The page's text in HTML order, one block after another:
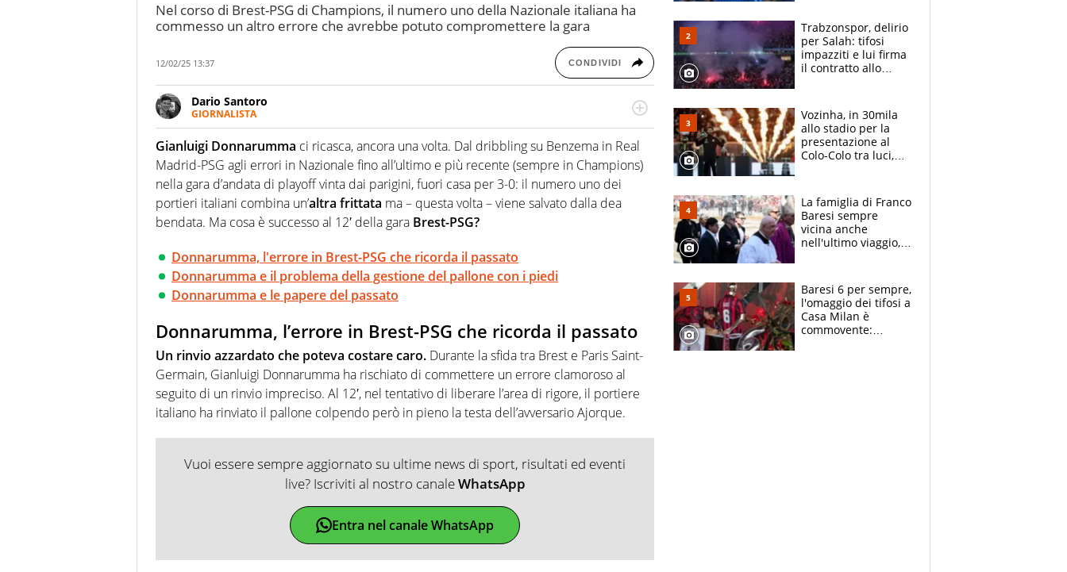
Nel corso di Brest-PSG di Champions, il numero uno della Nazionale italiana ha
commesso un altro errore che avrebbe potuto compromettere la gara
12/02/25 13:37 CONDIVIDI
Dario Santoro
GIORNALISTA
Scrive, commenta, racconta lo sport in tutte le sfaccettature. Tocca l'apice quando ha
modo di concentrarsi sulle interviste ai grandi protagonisti
Gianluigi Donnarumma ci ricasca, ancora una volta. Dal dribbling su Benzema in Real
Madrid-PSG agli errori in Nazionale fino all’ultimo e più recente (sempre in Champions)
nella gara d’andata di playoff vinta dai parigini, fuori casa per 3-0: il numero uno dei
portieri italiani combina un’altra frittata ma – questa volta – viene salvato dalla dea
bendata. Ma cosa è successo al 12′ della gara Brest-PSG?
Donnarumma, l'errore in Brest-PSG che ricorda il passato
Donnarumma e il problema della gestione del pallone con i piedi
Donnarumma e le papere del passato
Donnarumma, l’errore in Brest-PSG che ricorda il passato
Un rinvio azzardato che poteva costare caro. Durante la sfida tra Brest e Paris Saint-
Germain, Gianluigi Donnarumma ha rischiato di commettere un errore clamoroso al
seguito di un rinvio impreciso. Al 12′, nel tentativo di liberare l’area di rigore, il portiere
italiano ha rinviato il pallone colpendo però in pieno la testa dell’avversario Ajorque.
Vuoi essere sempre aggiornato su ultime news di sport, risultati ed eventi
live? Iscriviti al nostro canaleWhatsApp
Entra nel canale WhatsApp
Trabzonspor, delirio
per Salah: tifosi
impazziti e lui firma
il contratto allo
Vozinha, in 30mila
allo stadio per la
presentazione al
Colo-Colo tra luci,
La famiglia di Franco
Baresi sempre
vicina anche
nell'ultimo viaggio,
circondati
dall'affetto dei tifosi
Baresi 6 per sempre,
l'omaggio dei tifosi a
Casa Milan è
commovente: